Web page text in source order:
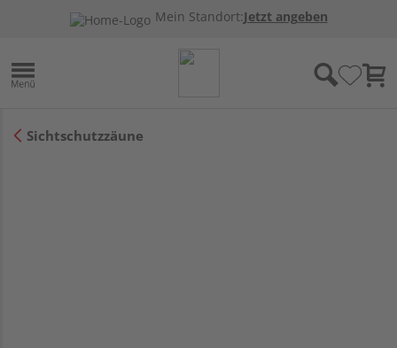
Mein Standort:Jetzt angeben
Sichtschutzzäune